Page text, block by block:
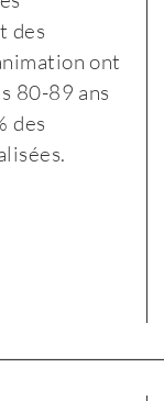
des
ont
80-89 ans
des